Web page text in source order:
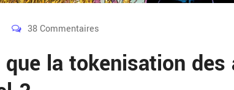
38 Commentaires
la tokenisation